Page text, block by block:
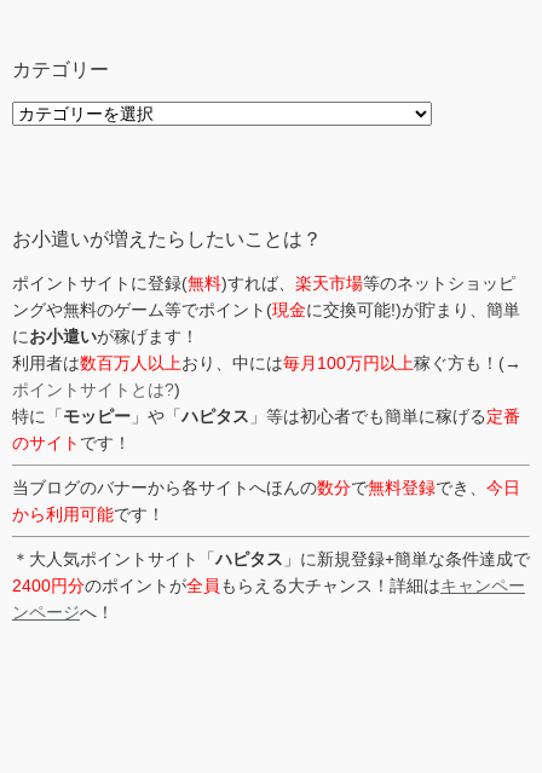
カテゴリー
カ
お小遣いが増えたらしたいことは？
ポイントサイトに登録(無料)すれば、 楽天市場等のネットショッピ
ングや無料のゲーム等でポイント(現金に交換可能!)が貯まり、簡単
にお小遣いが稼げます！
利用者は数百万人以上おり、中には毎月100万円以上稼ぐ方も！(→
ポイントサイトとは?)
特に「モッピー 」や「ハピタス 」等は初心者でも簡単に稼げる定番
のサイト です！
当ブログのバナーから各サイトへほんの数分で無料登録でき、 今日
から利用可能です！
＊大人気ポイントサイト「ハピタス 」に新規登録+簡単な条件達成で
2400円分のポイントが全員 もらえる大チャンス！詳細はキャンペー
ンページへ！